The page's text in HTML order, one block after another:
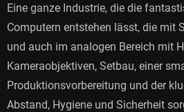
Eine ganze Industrie, die die
Computern entstehen lässt, die mit
und auch im analogen Bereich mit
Kameraobjektiven, Setbau, einer
Produktionsvorbereitung und der
Abstand, Hygiene und Sicherheit